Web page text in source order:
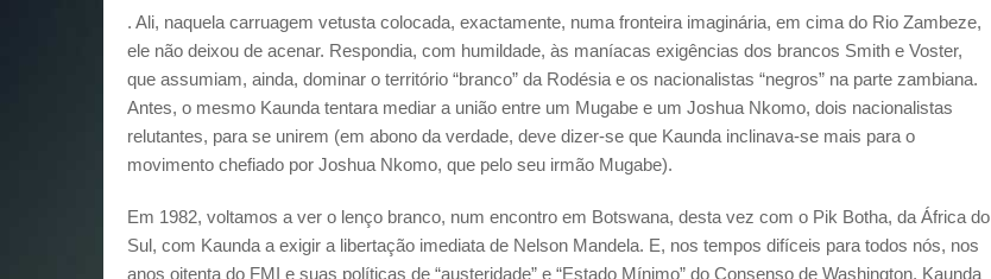
. Ali, naquela carruagem vetusta colocada, exactamente, numa fronteira imaginária, em cima do Rio Zambeze,
ele não deixou de acenar. Respondia, com humildade, às maníacas exigências dos brancos Smith e Voster,
que assumiam, ainda, dominar o território “branco” da Rodésia e os nacionalistas “negros” na parte zambiana.
Antes, o mesmo Kaunda tentara mediar a união entre um Mugabe e um Joshua Nkomo, dois nacionalistas
relutantes, para se unirem (em abono da verdade, deve dizer-se que Kaunda inclinava-se mais para o
movimento chefiado por Joshua Nkomo, que pelo seu irmão Mugabe).
Em 1982, voltamos a ver o lenço branco, num encontro em Botswana, desta vez com o Pik Botha, da África do
Sul, com Kaunda a exigir a libertação imediata de Nelson Mandela. E, nos tempos difíceis para todos nós, nos
anos oitenta do FMI e suas políticas de “austeridade” e “Estado Mínimo” do Consenso de Washington, Kaunda